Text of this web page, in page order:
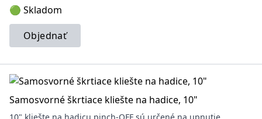
🟢 Skladom
Objednať
Samosvorné škrtiace kliešte na hadice, 10"